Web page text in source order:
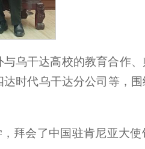
乌干达高校的教育合作
时代乌干达分公司等，
拜会了中国驻肯尼亚大